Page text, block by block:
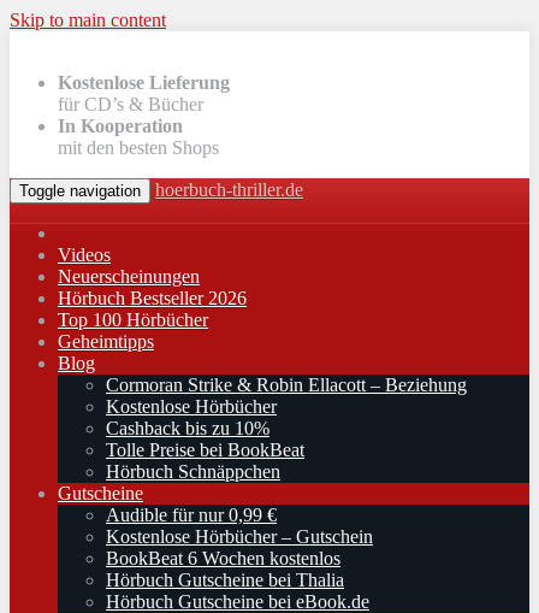
Skip to main content
Kostenlose Lieferung
für CD’s & Bücher
In Kooperation
mit den besten Shops
Toggle navigation hoerbuch-thriller.de
Videos
Neuerscheinungen
Hörbuch Bestseller 2026
Top 100 Hörbücher
Geheimtipps
Blog
Cormoran Strike & Robin Ellacott – Beziehung
Kostenlose Hörbücher
Cashback bis zu 10%
Tolle Preise bei BookBeat
Hörbuch Schnäppchen
Gutscheine
Audible für nur 0,99 €
Kostenlose Hörbücher – Gutschein
BookBeat 6 Wochen kostenlos
Hörbuch Gutscheine bei Thalia
Hörbuch Gutscheine bei eBook.de